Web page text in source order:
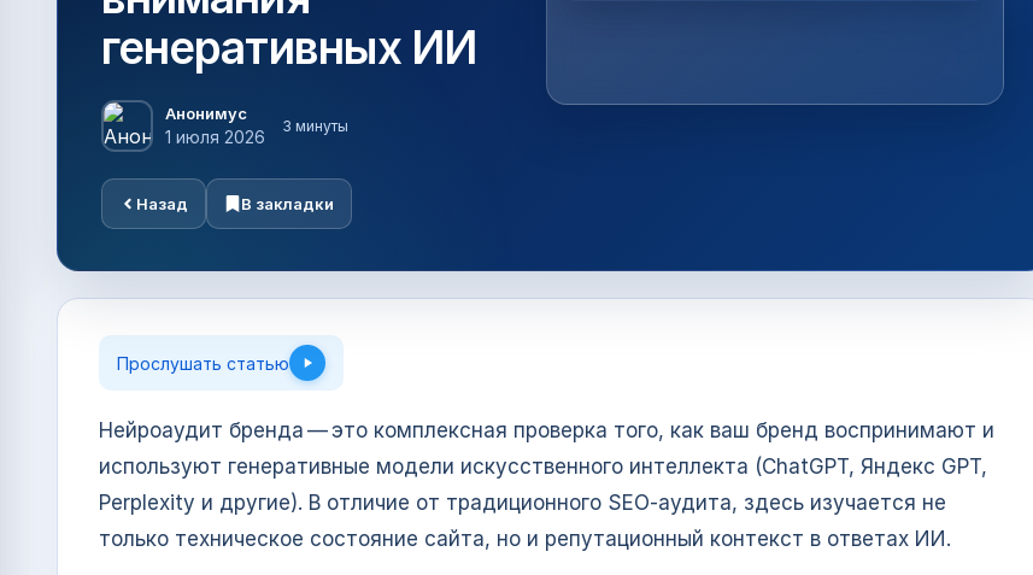
генеративных ИИ
Анонимус
1 июля 2026
3 минуты
Назад В закладки
Прослушать статью
Нейроаудит бренда — это комплексная проверка того, как ваш бренд воспринимают и
используют генеративные модели искусственного интеллекта (ChatGPT, Яндекс GPT,
Perplexity и другие). В отличие от традиционного SEO‑аудита, здесь изучается не
только техническое состояние сайта, но и репутационный контекст в ответах ИИ.